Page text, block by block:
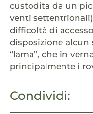
Condividi:
custodita da un
venti
difficoltà di
disposizione alcun
“lama”, che in
principalmente i